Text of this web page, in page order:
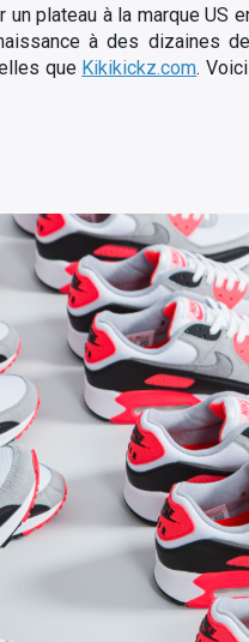
plateau à la marque US
à des dizaines
que Kikikickz.com.